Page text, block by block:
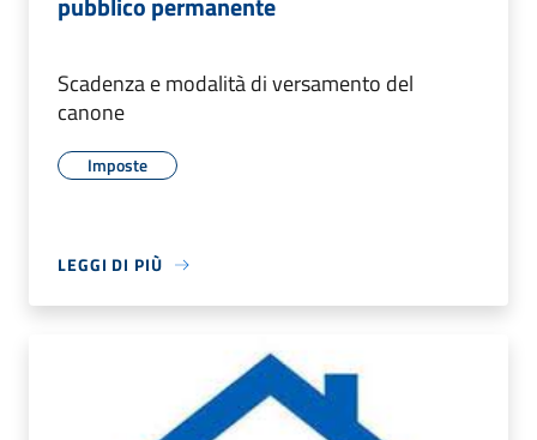
Scadenza e modalità di versamento del
canone
Imposte
LEGGI DI PIÙ